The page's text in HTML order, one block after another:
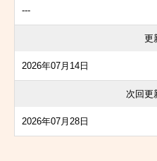
---
更
2026年07月14日
次回更
2026年07月28日